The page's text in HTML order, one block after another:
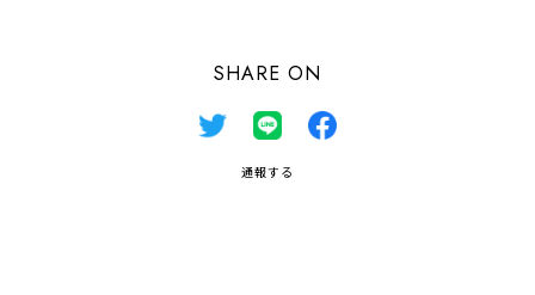
SHARE ON
通報する